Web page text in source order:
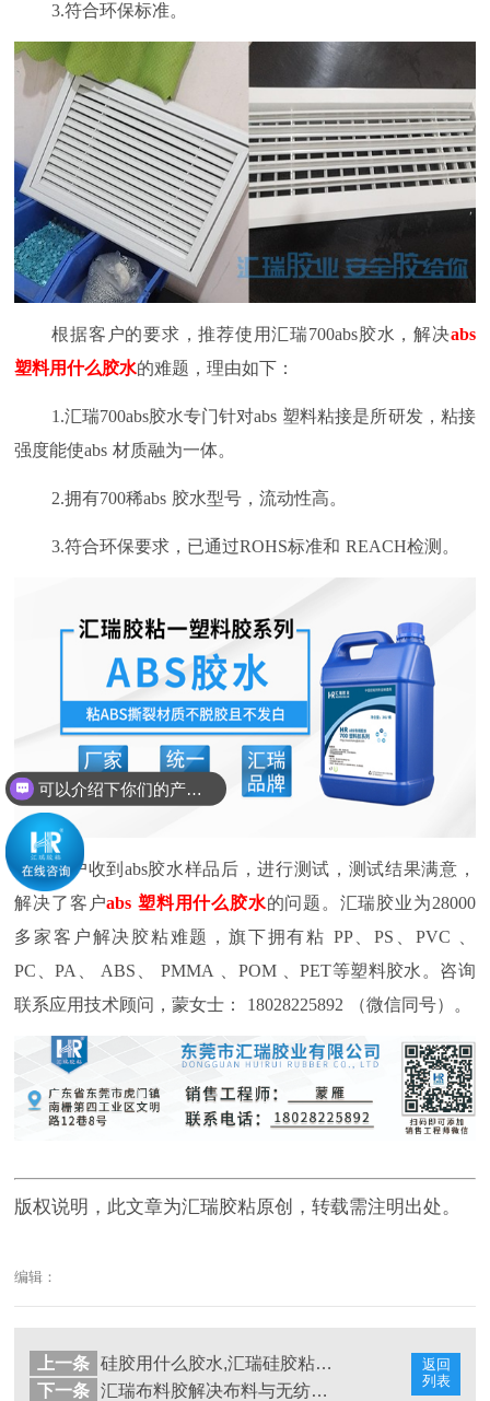
3.符合环保标准。
根据客户的要求，推荐使用汇瑞700abs胶水，解决abs
塑料用什么胶水的难题，理由如下：
1.汇瑞700abs胶水专门针对abs 塑料粘接是所研发，粘接
强度能使abs 材质融为一体。
2.拥有700稀abs 胶水型号，流动性高。
3.符合环保要求，已通过ROHS标准和 REACH检测。
客户收到 abs胶水样品后，进行测试，测试结果满意，
解决了客户abs 塑料用什么胶水的问题。汇瑞胶业为28000
多家客户解决胶粘难题，旗下拥有粘 PP、PS 、 PVC 、
PC 、PA、 ABS 、 PMMA 、 POM 、PET等塑料胶水。咨询
联系应用技术顾问，蒙女士：
18028225892 （微信同号）。
版权说明，此文章为汇瑞胶粘原创，转载需注明出处。
编辑：
返回
列表
上一条
硅胶用什么胶水,汇瑞硅胶粘合剂解决问题
下一条
汇瑞布料胶解决布料与无纺布粘接问题